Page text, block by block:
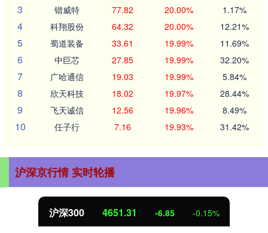
3 锴威特 77.82 20.00% 1.17%
4 科翔股份 64.32 20.00% 12.21%
5 蜀道装备 33.61 19.99% 11.69%
6 中巨芯 27.85 19.99% 32.20%
7 广哈通信 19.03 19.99% 5.84%
8 欣天科技 18.02 19.97% 28.44%
9 飞天诚信 12.56 19.96% 8.49%
10 任子行 7.16 19.93% 31.42%
沪深京行情 实时轮播
北证50 1122.88 3.42 0.30%